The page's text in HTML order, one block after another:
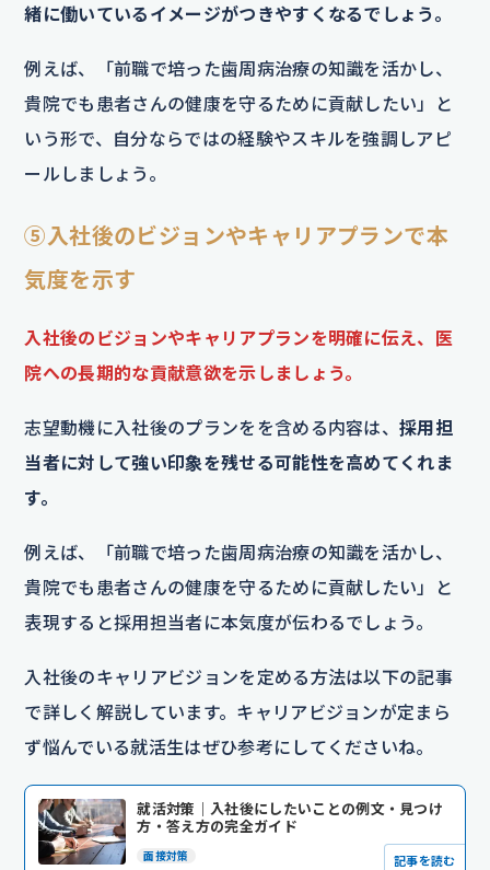
緒に働いているイメージがつきやすくなるでしょう。
例えば、「前職で培った歯周病治療の知識を活かし、
貴院でも患者さんの健康を守るために貢献したい」と
いう形で、自分ならではの経験やスキルを強調しアピ
ールしましょう。
⑤入社後のビジョンやキャリアプランで本
気度を示す
入社後のビジョンやキャリアプランを明確に伝え、医
院への長期的な貢献意欲を示しましょう。
志望動機に入社後のプランをを含める内容は、採用担
当者に対して強い印象を残せる可能性を高めてくれま
す。
例えば、「前職で培った歯周病治療の知識を活かし、
貴院でも患者さんの健康を守るために貢献したい」と
表現すると採用担当者に本気度が伝わるでしょう。
入社後のキャリアビジョンを定める方法は以下の記事
で詳しく解説しています。キャリアビジョンが定まら
ず悩んでいる就活生はぜひ参考にしてくださいね。
就活対策｜入社後にしたいことの例文・見つけ
方・答え方の完全ガイド
面接対策 記事を読む